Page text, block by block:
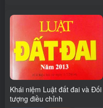
Khái niệm Luật đất đai và Đối
tượng điều chỉnh